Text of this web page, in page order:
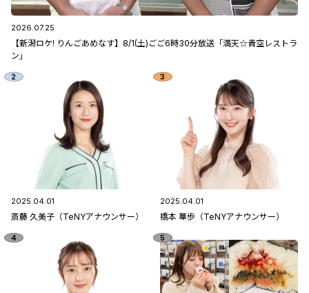
2026.07.25
【新潟ロケ! りんごあめなす】8/1(土)ごご6時30分放送「満天☆青空レストラ
ン」
2025.04.01
斎藤 久美子（TeNYアナウンサー）
2025.04.01
橋本 華歩（TeNYアナウンサー）